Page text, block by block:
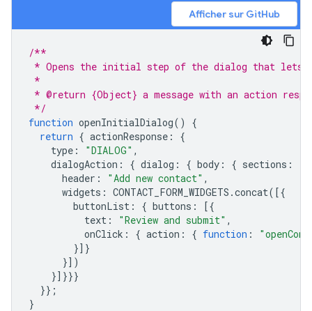
Afficher sur GitHub
/**
* Opens the initial step of the dialog that lets
*
* @return {Object} a message with an action
*/
function openInitialDialog()
{
return { actionResponse :
{
type : "DIALOG" ,
dialogAction : { dialog : { body : { sections :
header : "Add new contact" ,
widgets : CONTACT_FORM_WIDGETS .concat([{
buttonList : { buttons :
[{
text : "Review and submit" ,
onClick : { action : { function :
}]}
}])
}]}}}
}};
}